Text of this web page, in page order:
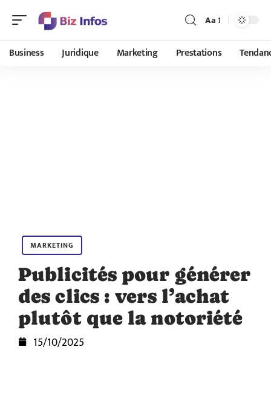
Aa
Business Juridique Marketing Prestations
MARKETING
Publicités pour générer
des clics : vers l’achat
plutôt que la notoriété
15/10/2025